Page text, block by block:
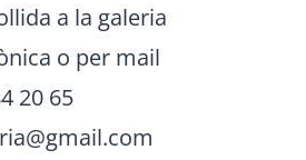
a la galeria
o per mail
20 65